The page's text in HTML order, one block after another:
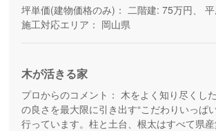
坪単価(建物価格のみ)： 二階建: 75万円、
施工対応エリア： 岡山県
木が活きる家
プロからのコメント： 木をよく知り尽くし
の良さを最大限に引き出す“こだわりいっぱ
行っています。柱と土台、根太はすべて県